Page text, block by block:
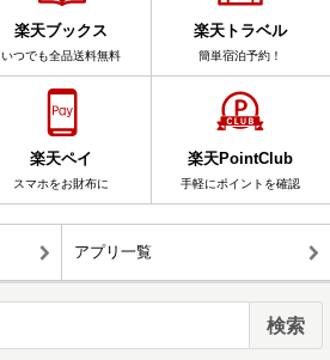
楽天ブックス
いつでも全品送料無料
楽天トラベル
簡単宿泊予約！
楽天ペイ
スマホをお財布に
楽天PointClub
手軽にポイントを確認
アプリ一覧